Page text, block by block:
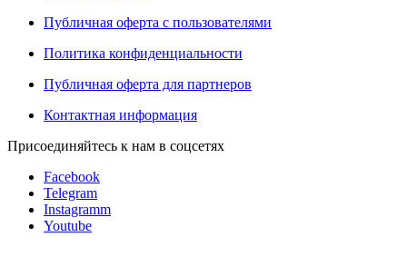
Публичная оферта с пользователями
Политика конфиденциальности
Публичная оферта для партнеров
Контактная информация
Присоединяйтесь к нам в соцсетях
Facebook
Telegram
Instagramm
Youtube